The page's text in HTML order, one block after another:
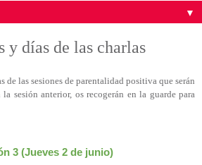
▼
y días de las charlas
de las sesiones de parentalidad positiva que serán
sesión anterior, os recogerán en la guarde para
3 (Jueves 2 de junio)